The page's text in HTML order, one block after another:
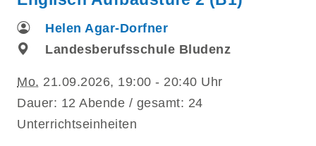
Helen Agar-Dorfner
Landesberufsschule Bludenz
Mo. 21.09.2026, 19:00 - 20:40 Uhr
Dauer: 12 Abende / gesamt: 24
Unterrichtseinheiten